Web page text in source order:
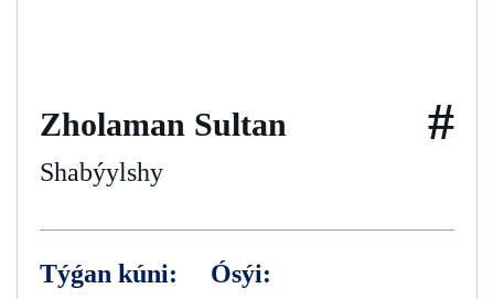
Zholaman Sultan
Shabýylshy
#
Týǵan kúni:
Ósýi: